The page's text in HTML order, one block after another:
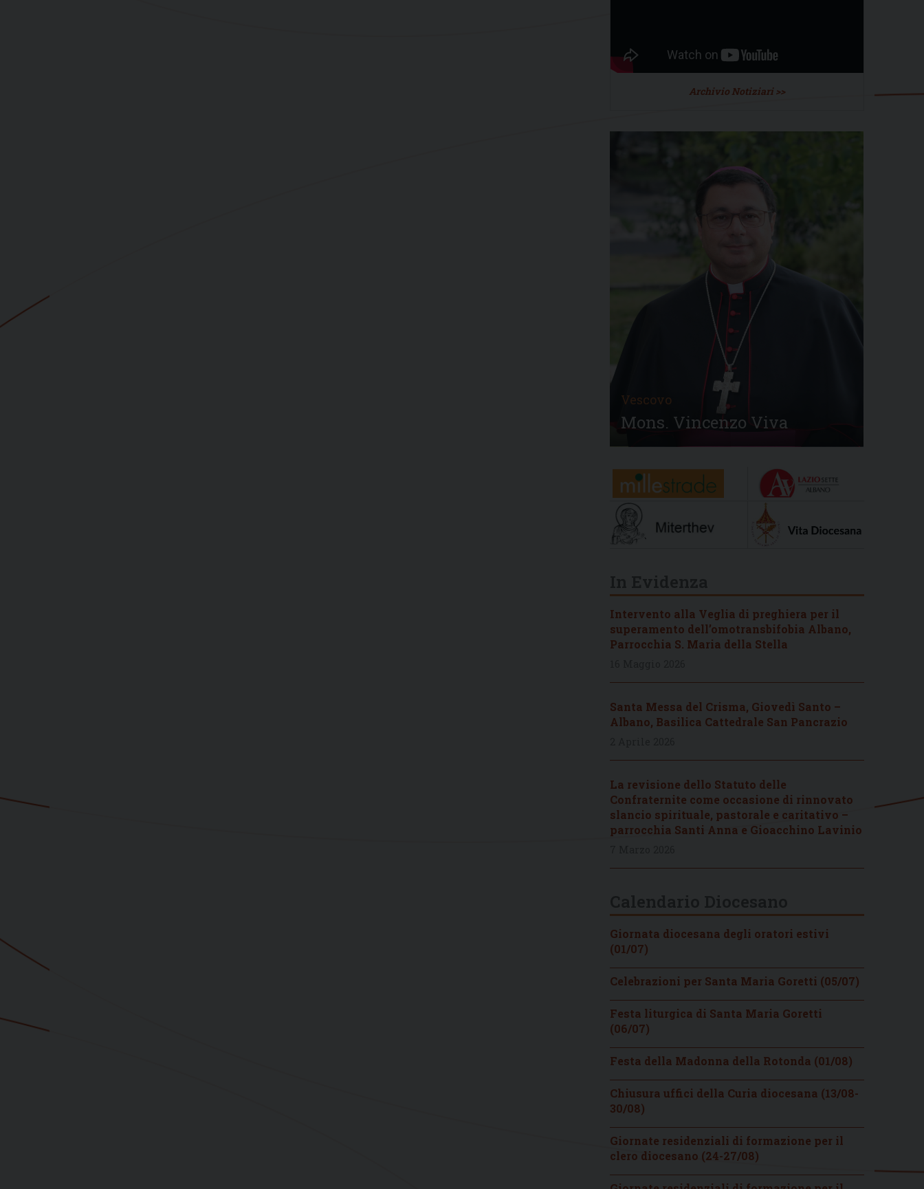
Archivio Notiziari >>
Vescovo
Mons. Vincenzo Viva
Intervento alla Veglia di preghiera per il
superamento dell’omotransbifobia Albano,
Parrocchia S. Maria della Stella
Santa Messa del Crisma, Giovedì Santo –
Albano, Basilica Cattedrale San Pancrazio
La revisione dello Statuto delle
Confraternite come occasione di rinnovato
slancio spirituale, pastorale e caritativo –
parrocchia Santi Anna e Gioacchino Lavinio
Giornata diocesana degli oratori estivi
(01/07)
Celebrazioni per Santa Maria Goretti (05/07)
Festa liturgica di Santa Maria Goretti
(06/07)
Festa della Madonna della Rotonda (01/08)
Chiusura uffici della Curia diocesana (13/08-
30/08)
Giornate residenziali di formazione per il
clero diocesano (24-27/08)